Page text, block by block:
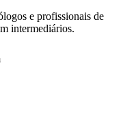
e profissionais de
intermediários.